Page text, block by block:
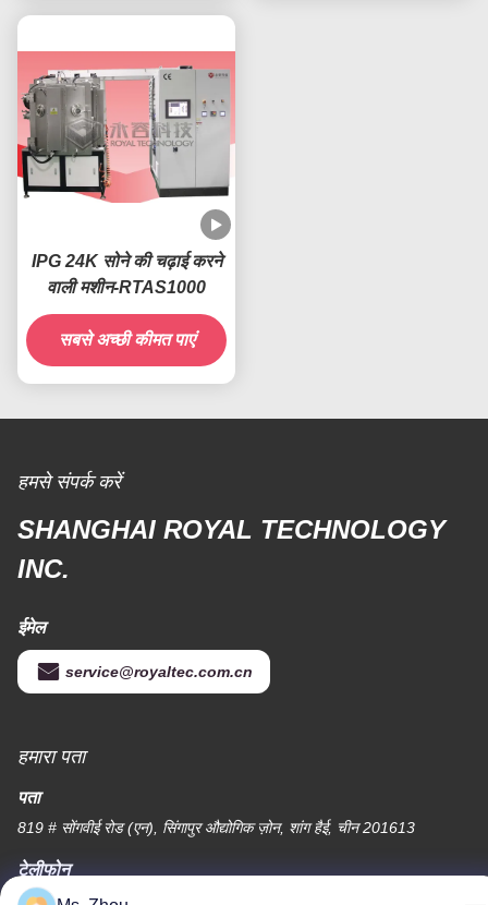
IPG 24K सोने की चढ़ाई करने
वाली मशीन-RTAS1000
सबसे अच्छी कीमत पाएं
हमसे संपर्क करें
SHANGHAI ROYAL TECHNOLOGY
INC.
ईमेल
service@royaltec.com.cn
हमारा पता
पता
819 # सोंगवीई रोड (एन), सिंगापुर औद्योगिक ज़ोन, शांग हैई, चीन 201613
टेलीफोन
86-21-37635838